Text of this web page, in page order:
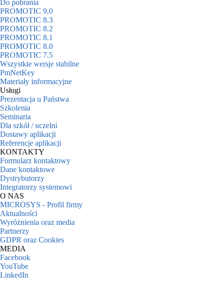
Do pobrania
PROMOTIC 9.0
PROMOTIC 8.3
PROMOTIC 8.2
PROMOTIC 8.1
PROMOTIC 8.0
PROMOTIC 7.5
Wszystkie wersje stabilne
PmNetKey
Materiały informacyjne
Usługi
Prezentacja u Państwa
Szkolenia
Seminaria
Dla szkół / uczelni
Dostawy aplikacji
Referencje aplikacji
KONTAKTY
Formularz kontaktowy
Dane kontaktowe
Dystrybutorzy
Integratorzy systemowi
O NAS
MICROSYS - Profil firmy
Aktualności
Wyróżnienia oraz media
Partnerzy
GDPR oraz Cookies
MEDIA
Facebook
YouTube
LinkedIn